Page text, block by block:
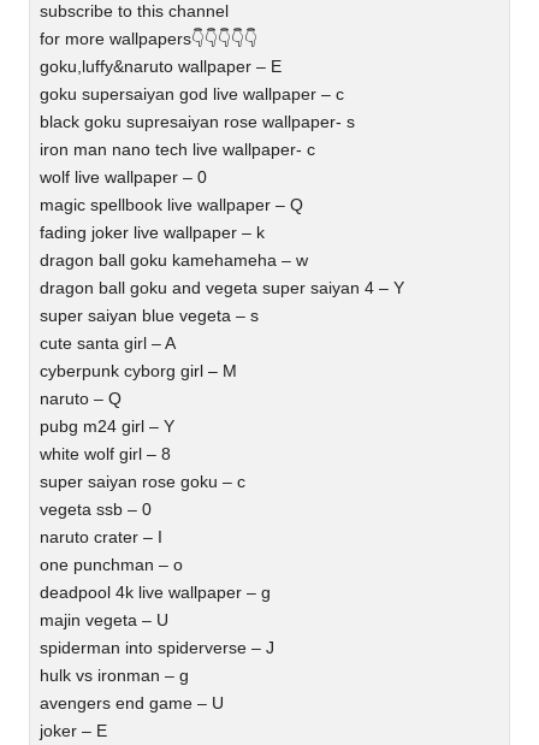
subscribe to this channel
for more wallpapers👇👇👇👇👇
goku,luffy&naruto wallpaper – E
goku supersaiyan god live wallpaper – c
black goku supresaiyan rose wallpaper- s
iron man nano tech live wallpaper- c
wolf live wallpaper – 0
magic spellbook live wallpaper – Q
fading joker live wallpaper – k
dragon ball goku kamehameha – w
dragon ball goku and vegeta super saiyan 4 – Y
super saiyan blue vegeta – s
cute santa girl – A
cyberpunk cyborg girl – M
naruto – Q
pubg m24 girl – Y
white wolf girl – 8
super saiyan rose goku – c
vegeta ssb – 0
naruto crater – I
one punchman – o
deadpool 4k live wallpaper – g
majin vegeta – U
spiderman into spiderverse – J
hulk vs ironman – g
avengers end game – U
joker – E